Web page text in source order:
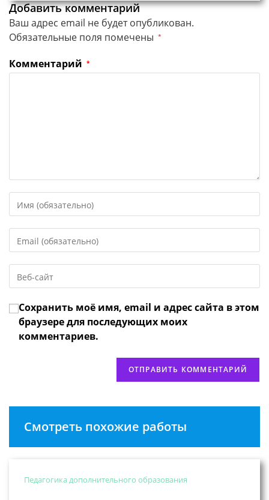
Добавить комментарий
Ваш адрес email не будет опубликован.
Обязательные поля помечены *
Комментарий *
свое
или
имя
чтобы
прокомментировать
свой
адрес,
чтобы
URL
веб-
сайта
(необязательно)
Сохранить моё имя, email и адрес сайта в этом
браузере для последующих моих
комментариев.
Смотреть похожие работы
Педагогика дополнительного образования